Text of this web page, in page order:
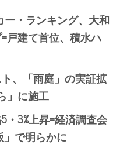
ー・ランキング、大和
戸建て首位、積水ハ
、「雨庭」の実証拡
」に施工
3%上昇=経済調査会
」で明らかに